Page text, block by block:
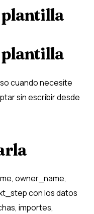
plantilla
plantilla
cuando necesite
sin escribir desde
owner_name,
con los datos
importes,